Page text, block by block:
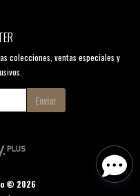
colecciones, ventas especiales y
Enviar
© 2026